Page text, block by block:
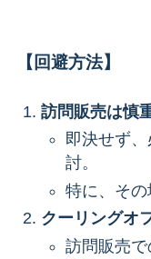
【回避方法】
訪問販売は慎
即決せず
討。
特に、その
クーリングオ
訪問販売で